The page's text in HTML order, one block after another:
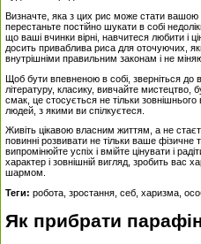
Визначте, яка з цих рис може стати вашою
перестаньте постійно шукати в собі
що ваші вчинки вірні, навчитеся любити і
досить приваблива риса для оточуючих,
внутрішніми правильним законам і не
Щоб бути впевненою в собі, зверніться
літературу, класику, вивчайте мистецтво,
смак, це стосується не тільки зовнішнього
людей, з якими ви спілкуєтеся.
Живіть цікавою власним життям, а не
повинні розвивати не тільки ваше фізичне
випромінюйте успіх і вмійте цінувати і
характер і зовнішній вигляд, зробить вас
шармом.
Теги: робота, зростання, себ, харизма,
Як прибрати